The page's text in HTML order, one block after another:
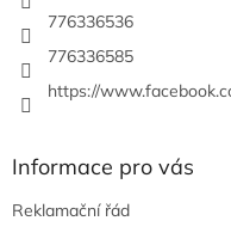
776336536
776336585
https://
Informace pro vás
Reklamační řád